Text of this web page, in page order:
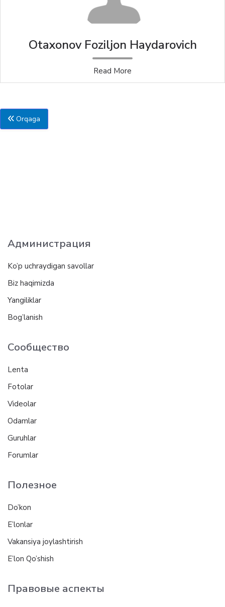
Otaxonov Foziljon Haydarovich
Read More
Orqaga
Администрация
Ko’p uchraydigan savollar
Biz haqimizda
Yangiliklar
Bog’lanish
Сообщество
Lenta
Fotolar
Videolar
Odamlar
Guruhlar
Forumlar
Полезное
Do’kon
E’lonlar
Vakansiya joylashtirish
E’lon Qo’shish
Правовые аспекты